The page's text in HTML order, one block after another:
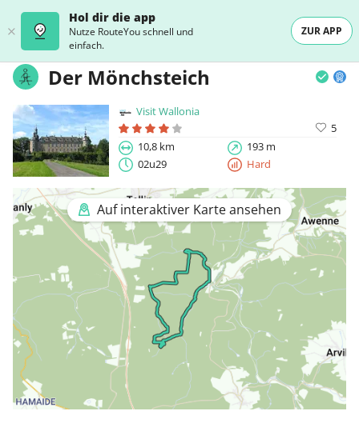
Hol dir die app
Nutze RouteYou schnell und
einfach.
ZUR APP
Der Mönchsteich
Visit Wallonia
5
10,8 km
193 m
02u29
Hard
Auf interaktiver Karte ansehen